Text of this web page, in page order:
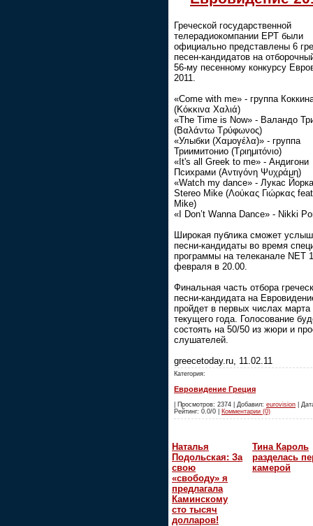
Греческой государственной
телерадиокомпании ЕРТ были
официально представлены 6
песен-кандидатов на
56-му песенному конкурсу
2011.
«Come with me» - группа
(Κόκκινα Χαλιά)
«The Time is Now» - Валандо
(Βαλάντω Τρύφωνος)
«Улыбки (Χαμογέλα)» - группа
Триимитонио (Τριημιτόνιο)
«Ιt's all Greek to me» - Андигони
Психрами (Αντιγόνη Ψυχράμη)
«Watch my dance» - Лукас
Stereo Mike (Λούκας Γιώρκας
Mike)
«I Don’t Wanna Dance» - Nikki
Широкая публика сможет
песни-кандидаты во время
программы на телеканале NET
февраля в 20.00.
Финальная часть отбора
песни-кандидата на
пройдет в первых числах марта
текущего года. Голосование
состоять на 50/50 из жюри и
слушателей.
greecetoday.ru, 11.02.11
Категория:
Евровидение Греция
| Просмотров: 2374 | Добавил: eurovision |
Рейтинг: 0.0/0 | Комментарии (0)
Наталья
Подольская: За
свою
«свободу» я
предлагала
Каминскому
сто тысяч
долларов!
Тина Кароль
разделась
камерой